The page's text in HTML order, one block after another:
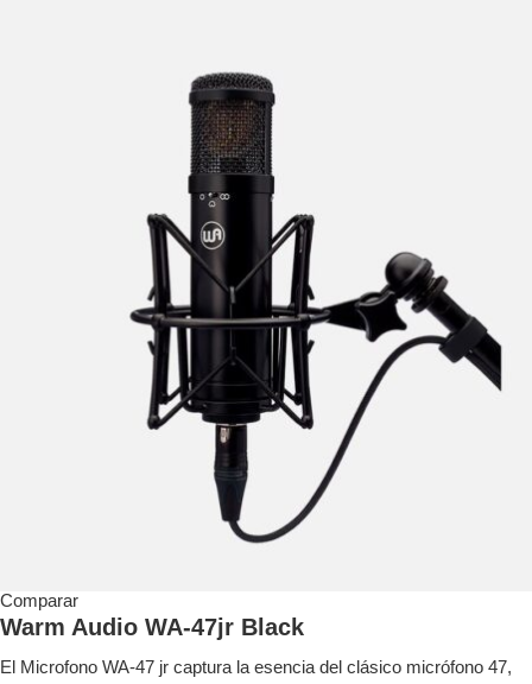
Comparar
Warm Audio WA-47jr Black
El Microfono WA-47 jr captura la esencia del clásico micrófono 47,